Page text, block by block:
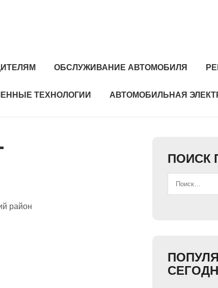
ОБСЛУЖИВАНИЕ АВТОМОБИЛЯ
ТЕХНОЛОГИИ АВТОМОБИЛЬНАЯ
район
ПОИСК